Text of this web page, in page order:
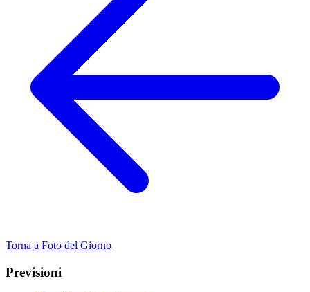
Torna a Foto del Giorno
Previsioni